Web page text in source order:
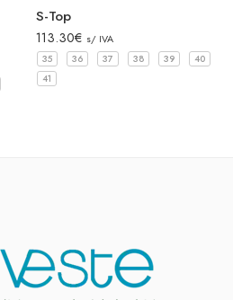
S-Top
113.30€ s/ IVA
35 36 37 38 39
40
41